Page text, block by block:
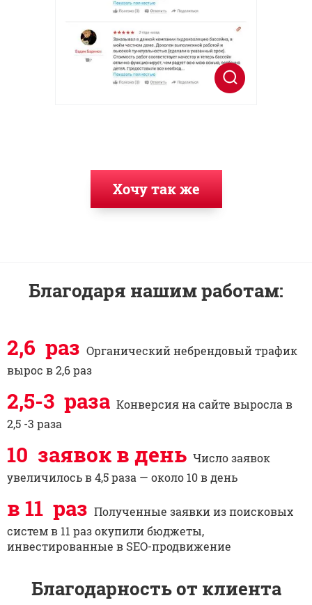
Хочу так же
Благодаря нашим работам:
2,6 раз Органический небрендовый трафик
вырос в 2,6 раз
2,5-3 раза Конверсия на сайте выросла в
2,5 -3 раза
10 заявок в день Число заявок
увеличилось в 4,5 раза — около 10 в день
в 11 раз Полученные заявки из поисковых
систем в 11 раз окупили бюджеты,
инвестированные в SEO-продвижение
Благодарность от клиента